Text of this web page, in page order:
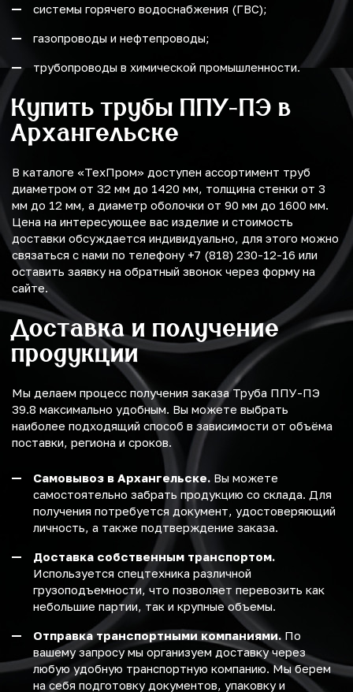
системы горячего водоснабжения (ГВС);
газопроводы и нефтепроводы;
трубопроводы в химической промышленности.
Купить трубы ППУ-ПЭ в
Архангельске
В каталоге «ТехПром» доступен ассортимент труб
диаметром от 32 мм до 1420 мм, толщина стенки от 3
мм до 12 мм, а диаметр оболочки от 90 мм до 1600 мм.
Цена на интересующее вас изделие и стоимость
доставки обсуждается индивидуально, для этого можно
связаться с нами по телефону +7 (818) 230-12-16 или
оставить заявку на обратный звонок через форму на
сайте.
Доставка и получение
продукции
Мы делаем процесс получения заказа Труба ППУ-ПЭ
39.8 максимально удобным. Вы можете выбрать
наиболее подходящий способ в зависимости от объёма
поставки, региона и сроков.
Самовывоз в Архангельске. Вы можете
самостоятельно забрать продукцию со склада. Для
получения потребуется документ, удостоверяющий
личность, а также подтверждение заказа.
Доставка собственным транспортом.
Используется спецтехника различной
грузоподъемности, что позволяет перевозить как
небольшие партии, так и крупные объемы.
Отправка транспортными компаниями. По
вашему запросу мы организуем доставку через
любую удобную транспортную компанию. Мы берем
на себя подготовку документов, упаковку и